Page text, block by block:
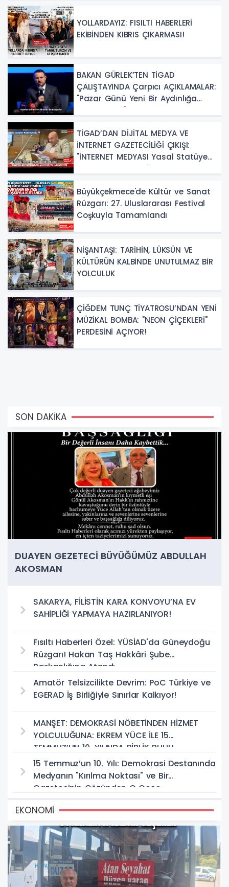
YOLLARDAYIZ: FISILTI HABERLERİ
EKİBİNDEN KIBRIS ÇIKARMASI!
BAKAN GÜRLEK’TEN TİGAD
ÇALIŞTAYINDA Çarpıcı AÇIKLAMALAR:
"Pazar Günü Yeni Bir Aydınlığa
Uyanacağız"
TİGAD’DAN DİJİTAL MEDYA VE
İNTERNET GAZETECİLİĞİ ÇIKIŞI:
"İNTERNET MEDYASI Yasal Statüye
Kavuşturulmalıdır"
Büyükçekmece'de Kültür ve Sanat
Rüzgarı: 27. Uluslararası Festival
Coşkuyla Tamamlandı
NİŞANTAŞI: TARİHİN, LÜKSÜN VE
KÜLTÜRÜN KALBİNDE UNUTULMAZ BİR
YOLCULUK
ÇİĞDEM TUNÇ TİYATROSU’NDAN YENİ
MÜZİKAL BOMBA: "NEON ÇİÇEKLERİ"
PERDESİNİ AÇIYOR!
SON DAKİKA
DUAYEN GEZETECİ BÜYÜĞÜMÜZ ABDULLAH
AKOSMAN
SAKARYA, FİLİSTİN KARA KONVOYU’NA EV
SAHİPLİĞİ YAPMAYA HAZIRLANIYOR!
Fısıltı Haberleri Özel: YÜSİAD'da Güneydoğu
Rüzgarı! Hakan Taş Hakkâri Şube
Başkanlığına Atandı
Amatör Telsizcilikte Devrim: PoC Türkiye ve
EGERAD İş Birliğiyle Sınırlar Kalkıyor!
MANŞET: DEMOKRASİ NÖBETİNDEN HİZMET
YOLCULUĞUNA: EKREM YÜCE İLE 15
TEMMUZ’UN 10. YILINDA BİRLİK RUHU
15 Temmuz’un 10. Yılı: Demokrasi Destanında
Medyanın "Kırılma Noktası" ve Bir
Gazetecinin Gözünden O Gece
EKONOMİ